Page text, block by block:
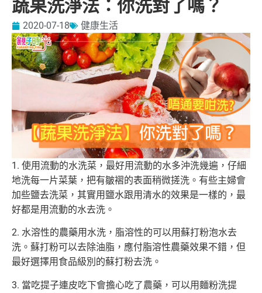
蔬果洗淨法：你洗對了嗎？
2020-07-18 健康生活
1. 使用流動的水洗菜，最好用流動的水多沖洗幾遍，仔細
地洗每一片菜葉，把有皺褶的表面稍微搓洗。有些主婦會
加些鹽去洗菜，其實用鹽水跟用清水的效果是一樣的，最
好都是用流動的水去洗。
2. 水溶性的農藥用水洗，脂溶性的可以用蘇打粉泡水去
洗。蘇打粉可以去除油脂，應付脂溶性農藥效果不錯，但
最好選擇用食品級別的蘇打粉去洗。
3. 當吃提子連皮吃下會擔心吃了農藥，可以用麵粉洗提